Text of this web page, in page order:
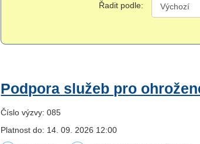
Řadit podle:
Podpora služeb pro
Číslo výzvy: 085
Platnost do: 14. 09. 2026 12:00